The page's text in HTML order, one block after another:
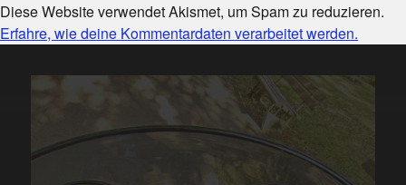
Diese Website verwendet Akismet, um Spam zu reduzieren.
Erfahre, wie deine Kommentardaten verarbeitet werden.